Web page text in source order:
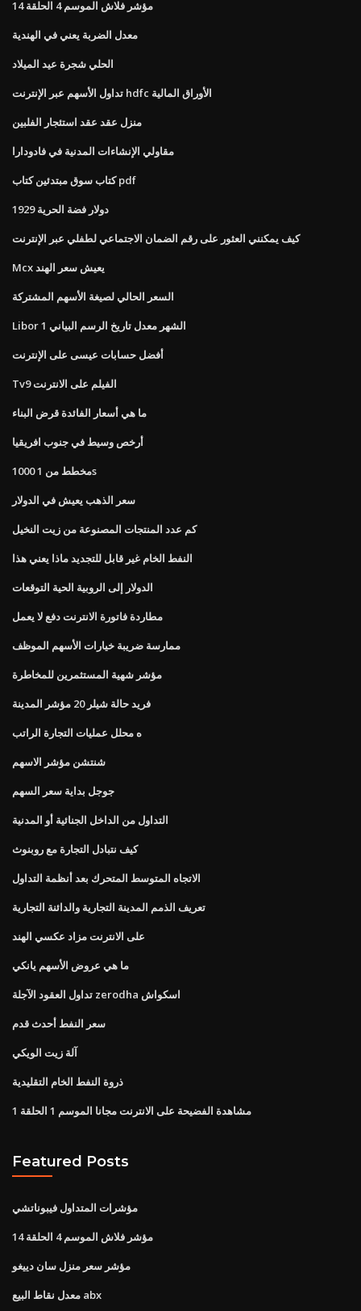
مؤشر فلاش الموسم 4 الحلقة 14
معدل الضربة يعني في الهندية
الحلي شجرة عيد الميلاد
تداول الأسهم عبر الإنترنت hdfc الأوراق المالية
منزل عقد عقد استئجار الفلبين
مقاولي الإنشاءات المدنية في فادودارا
كتاب سوق مبتدئين كتاب pdf
1929 دولار فضة الحرية
كيف يمكنني العثور على رقم الضمان الاجتماعي لطفلي عبر الإنترنت
Mcx يعيش سعر الهند
السعر الحالي لصيغة الأسهم المشتركة
Libor 1 الشهر معدل تاريخ الرسم البياني
أفضل حسابات عيسى على الإنترنت
Tv9 الفيلم على الانترنت
ما هي أسعار الفائدة قرض البناء
أرخص وسيط في جنوب افريقيا
1000 مخطط من 1s
سعر الذهب يعيش في الدولار
كم عدد المنتجات المصنوعة من زيت النخيل
النفط الخام غير قابل للتجديد ماذا يعني هذا
الدولار إلى الروبية الحية التوقعات
مطاردة فاتورة الانترنت دفع لا يعمل
ممارسة ضريبة خيارات الأسهم الموظف
مؤشر شهية المستثمرين للمخاطرة
فريد حالة شيلر 20 مؤشر المدينة
ه محلل عمليات التجارة الراتب
شنتشن مؤشر الاسهم
جوجل بداية سعر السهم
التداول من الداخل الجنائية أو المدنية
كيف نتبادل التجارة مع روبنوث
الاتجاه المتوسط ​​المتحرك بعد أنظمة التداول
تعريف الذمم المدينة التجارية والدائنة التجارية
على الانترنت مزاد عكسي الهند
ما هي عروض الأسهم يانكي
تداول العقود الآجلة zerodha اسكواش
سعر النفط أحدث قدم
آلة زيت الويكي
ذروة النفط الخام التقليدية
مشاهدة الفضيحة على الانترنت مجانا الموسم 1 الحلقة 1
Featured Posts
مؤشرات المتداول فيبوناتشي
مؤشر فلاش الموسم 4 الحلقة 14
مؤشر سعر منزل سان دييغو
معدل نقاط البيع abx